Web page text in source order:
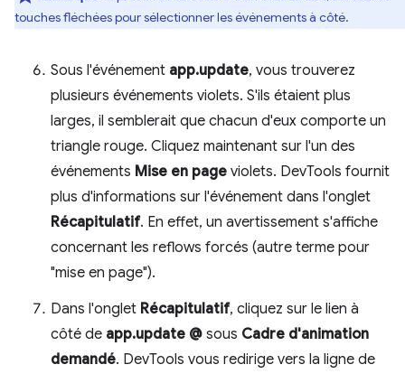
touches fléchées pour sélectionner les événements à côté.
Sous l'événement app.update, vous trouverez
plusieurs événements violets. S'ils étaient plus
larges, il semblerait que chacun d'eux comporte un
triangle rouge. Cliquez maintenant sur l'un des
événements Mise en page violets. DevTools fournit
plus d'informations sur l'événement dans l'onglet
Récapitulatif. En effet, un avertissement s'affiche
concernant les reflows forcés (autre terme pour
"mise en page").
Dans l'onglet Récapitulatif, cliquez sur le lien à
côté de app.update @ sous Cadre d'animation
demandé. DevTools vous redirige vers la ligne de